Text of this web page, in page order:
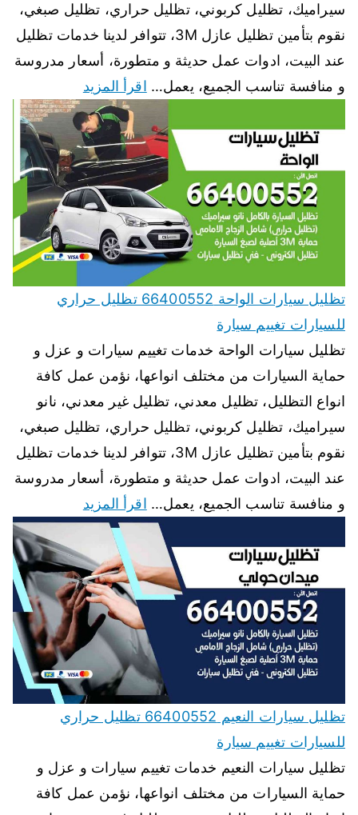
سيراميك، تظليل كربوني، تظليل حراري، تظليل صبغي،
نقوم بتأمين تظليل عازل 3M، تتوافر لدينا خدمات تظليل
عند البيت، ادوات عمل حديثة و متطورة، أسعار مدروسة
و منافسة تناسب الجميع، يعمل… اقرأ المزيد
تظليل سيارات الواحة 66400552 تظليل حراري
للسيارات تغييم سيارة
تظليل سيارات الواحة خدمات تغييم سيارات و عزل و
حماية السيارات من مختلف انواعها، نؤمن عمل كافة
انواع التظليل، تظليل معدني، تظليل غير معدني، نانو
سيراميك، تظليل كربوني، تظليل حراري، تظليل صبغي،
نقوم بتأمين تظليل عازل 3M، تتوافر لدينا خدمات تظليل
عند البيت، ادوات عمل حديثة و متطورة، أسعار مدروسة
و منافسة تناسب الجميع، يعمل… اقرأ المزيد
تظليل سيارات النعيم 66400552 تظليل حراري
للسيارات تغييم سيارة
تظليل سيارات النعيم خدمات تغييم سيارات و عزل و
حماية السيارات من مختلف انواعها، نؤمن عمل كافة